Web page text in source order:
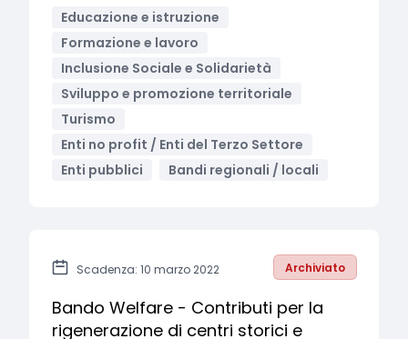
Educazione e istruzione
Formazione e lavoro
Inclusione Sociale e Solidarietà
Sviluppo e promozione territoriale
Turismo
Enti no profit / Enti del Terzo Settore
Enti pubblici
Bandi regionali / locali
Scadenza: 10 marzo 2022 Archiviato
Bando Welfare - Contributi per la
rigenerazione di centri storici e